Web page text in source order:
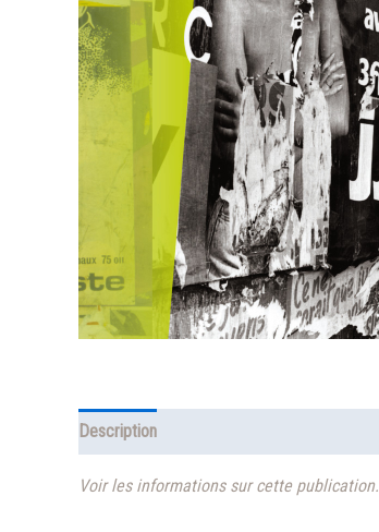
Description
Voir les informations sur cette publication.